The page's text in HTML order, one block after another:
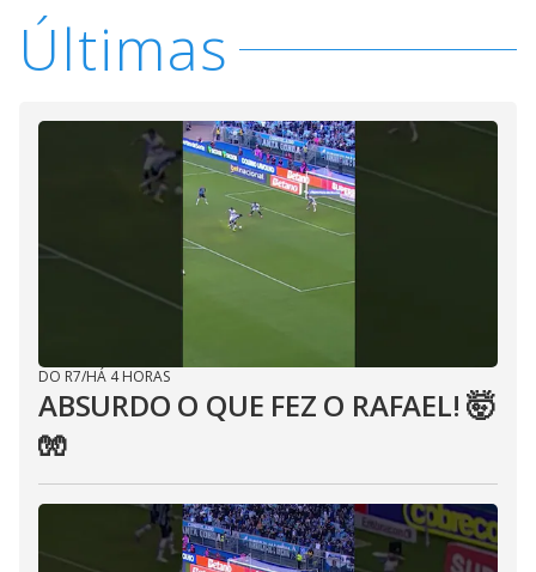
Últimas
DO R7/HÁ 4 HORAS
ABSURDO O QUE FEZ O RAFAEL! 🤯
🧤